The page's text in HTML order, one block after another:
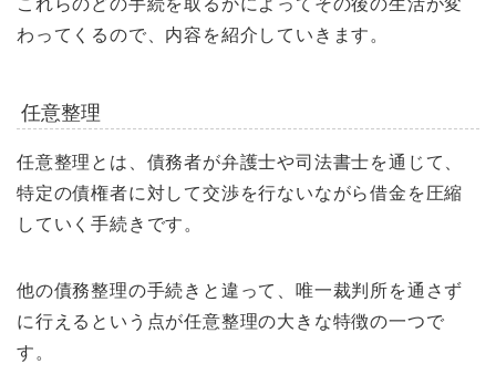
わってくるので、内容を紹介していきます。
任意整理
任意整理とは、債務者が弁護士や司法書士を通じて、
特定の債権者に対して交渉を行ないながら借金を圧縮
していく手続きです。
他の債務整理の手続きと違って、唯一裁判所を通さず
に行えるという点が任意整理の大きな特徴の一つで
す。